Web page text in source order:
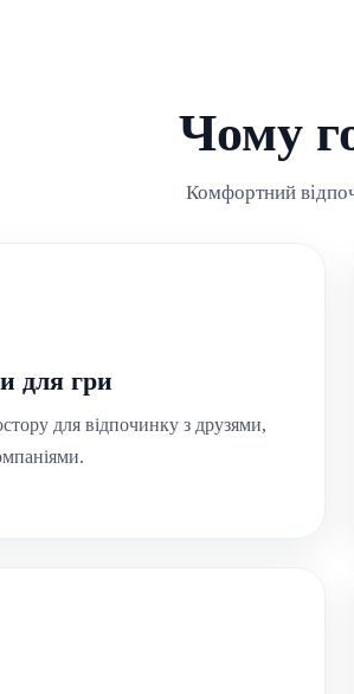
Чому
Комфортний
для гри
для відпочинку з друзями,